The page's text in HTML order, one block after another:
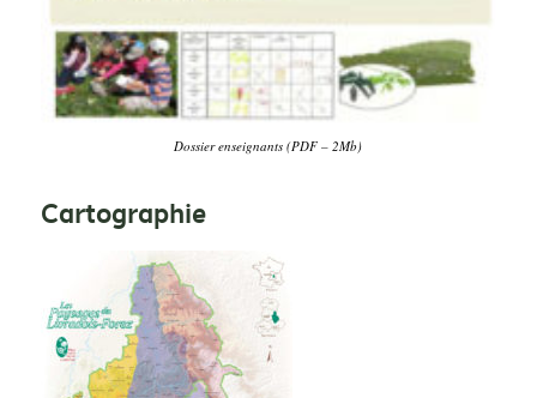
Dossier enseignants (PDF – 2Mb)
Cartographie